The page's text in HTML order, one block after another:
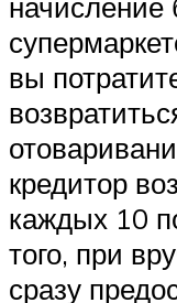
вы
кредитор
каждых 10
того, при
сразу